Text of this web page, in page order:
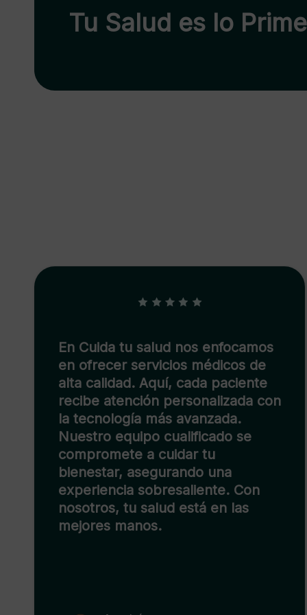
Tu Salud es lo
En Cuida tu salud, Ana Torres se
dedica a promover el bienestar
general de sus clientes. Con un
enfoque cercano y
Ana ofrece soluciones integrales
para mejorar la calidad de vida a
través de consejos prácticos y un
trato humano que marca la
diferencia. Descubre cómo
puedes transformar tu salud con
orientación profesional.